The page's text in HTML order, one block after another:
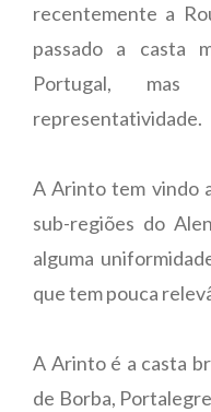
recentemente a
passado a casta
Portugal,
representatividade.
A Arinto tem vindo
sub-regiões do
alguma
que tem pouca
A Arinto é a casta
de Borba,